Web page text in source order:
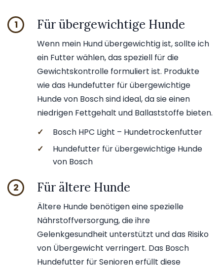
1 Für übergewichtige Hunde
Wenn mein Hund übergewichtig ist, sollte ich
ein Futter wählen, das speziell für die
Gewichtskontrolle formuliert ist. Produkte
wie das Hundefutter für übergewichtige
Hunde von Bosch sind ideal, da sie einen
niedrigen Fettgehalt und Ballaststoffe bieten.
✓
Bosch HPC Light – Hundetrockenfutter
✓
Hundefutter für übergewichtige Hunde
von Bosch
2 Für ältere Hunde
Ältere Hunde benötigen eine spezielle
Nährstoffversorgung, die ihre
Gelenkgesundheit unterstützt und das Risiko
von Übergewicht verringert. Das Bosch
Hundefutter für Senioren erfüllt diese